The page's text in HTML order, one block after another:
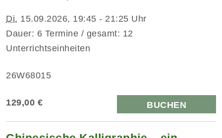
Di. 15.09.2026, 19:45 - 21:25 Uhr
Dauer: 6 Termine / gesamt: 12
Unterrichtseinheiten
26W68015
129,00 € BUCHEN